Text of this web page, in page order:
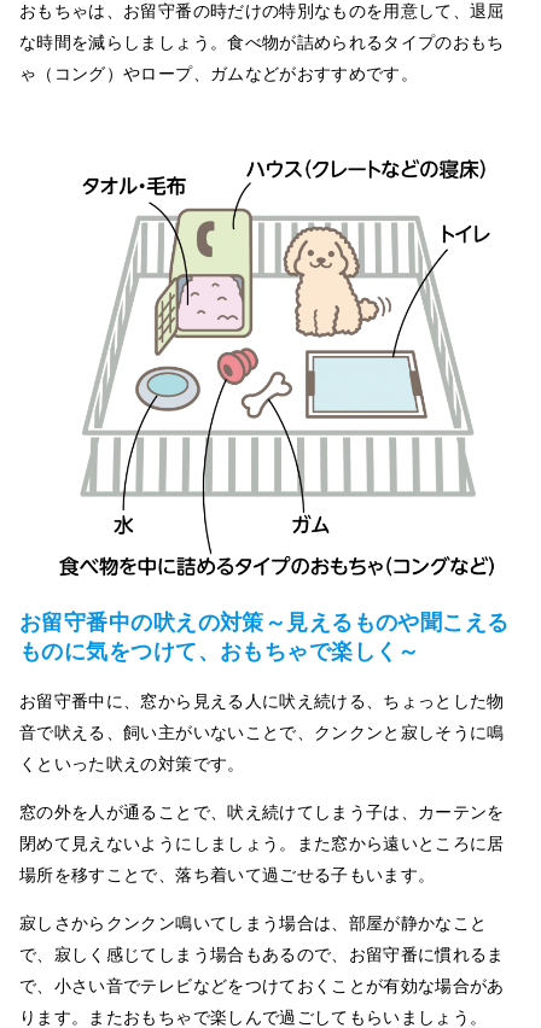
おもちゃは、お留守番の時だけの特別なものを用意して、退屈
な時間を減らしましょう。食べ物が詰められるタイプのおもち
ゃ（コング）やロープ、ガムなどがおすすめです。
お留守番中の吠えの対策 ～見えるものや聞こえる
ものに気をつけて、おもちゃで楽しく～
お留守番中に、窓から見える人に吠え続ける、ちょっとした物
音で吠える、飼い主がいないことで、クンクンと寂しそうに鳴
くといった吠えの対策です。
窓の外を人が通ることで、吠え続けてしまう子は、カーテンを
閉めて見えないようにしましょう。また窓から遠いところに居
場所を移すことで、落ち着いて過ごせる子もいます。
寂しさからクンクン鳴いてしまう場合は、部屋が静かなこと
で、寂しく感じてしまう場合もあるので、お留守番に慣れるま
で、小さい音でテレビなどをつけておくことが有効な場合があ
ります。またおもちゃで楽しんで過ごしてもらいましょう。